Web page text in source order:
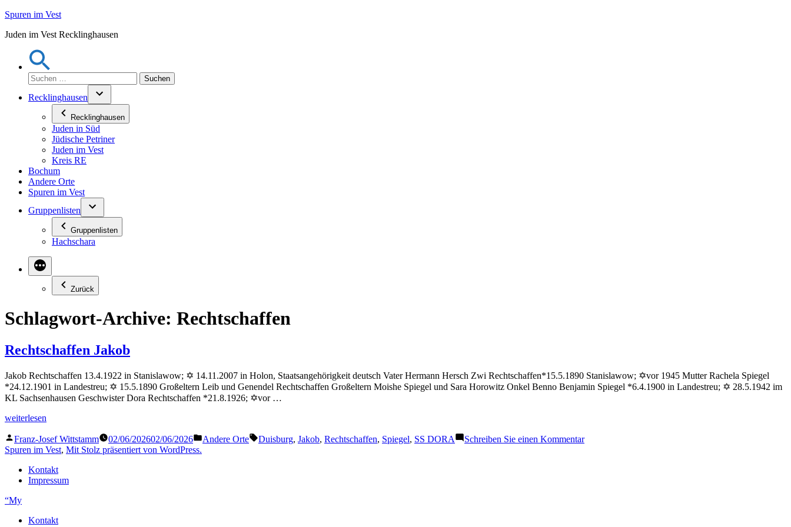
Zum
springen
Spuren im Vest
Juden im Vest Recklinghausen
Suchen
nach:
Recklinghausen
Recklinghausen
Juden in Süd
Jüdische Petriner
Juden im Vest
Kreis RE
Bochum
Andere Orte
Spuren im Vest
Gruppenlisten
Gruppenlisten
Hachschara
Zurück
Schlagwort-Archive: Rechtschaffen
Rechtschaffen Jakob
Jakob Rechtschaffen 13.4.1922 in Stanislawow; ✡ 14.11.2007 in Holon, Staatsangehörigkeit deutsch Vater Hermann Hersch Zwi Rechtschaffen*15.5.1890 Stanislawow; ✡vor 1945 Mutter Rachela Spiegel
*24.12.1901 in Landestreu; ✡ 15.5.1890 Großeltern Leib und Genendel Rechtschaffen Großeltern Moishe Spiegel und Sara Horowitz Onkel Benno Benjamin Spiegel *6.4.1900 in Landestreu; ✡ 28.5.1942 im
KL Sachsenhausen Geschwister Dora Rechtschaffen *21.8.1926; ✡vor …
„Rechtschaffen
weiterlesen
Veröffentlicht
von
Franz-Josef Wittstamm 02/06/202602/06/2026
Veröffentlicht
Andere Orte Schlagwörter:
Duisburg, Jakob, Rechtschaffen, Spiegel, SS DORA Schreiben Sie einen Kommentarzu
Spuren im Vest, Mit Stolz präsentiert von WordPress.
Kontakt
Impressum
“My
Kontakt